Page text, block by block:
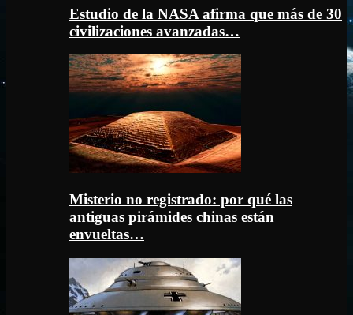
Estudio de la NASA afirma que más de 30
civilizaciones avanzadas…
Misterio no registrado: por qué las
antiguas pirámides chinas están
envueltas…